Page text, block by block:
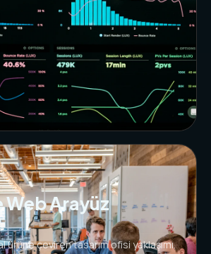
Web Arayüz
ürüne çeviren tasarım ofisi yaklaşımı.